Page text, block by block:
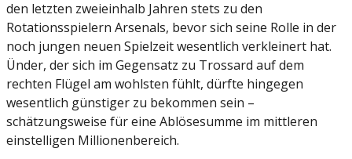
den letzten zweieinhalb Jahren stets zu den
Rotationsspielern Arsenals, bevor sich seine Rolle in der
noch jungen neuen Spielzeit wesentlich verkleinert hat.
Ünder, der sich im Gegensatz zu Trossard auf dem
rechten Flügel am wohlsten fühlt, dürfte hingegen
wesentlich günstiger zu bekommen sein –
schätzungsweise für eine Ablösesumme im mittleren
einstelligen Millionenbereich.